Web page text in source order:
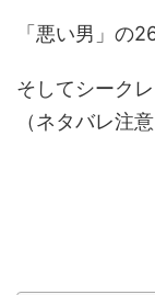
「悪い男」の
そしてシーク
（ネタバレ注意